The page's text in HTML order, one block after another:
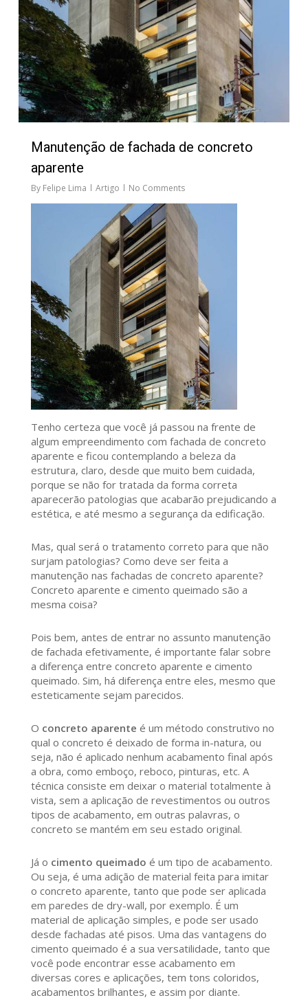
Manutenção de fachada de concreto
aparente
By Felipe Lima Artigo No Comments
Tenho certeza que você já passou na frente de
algum empreendimento com fachada de concreto
aparente e ficou contemplando a beleza da
estrutura, claro, desde que muito bem cuidada,
porque se não for tratada da forma correta
aparecerão patologias que acabarão prejudicando a
estética, e até mesmo a segurança da edificação.
Mas, qual será o tratamento correto para que não
surjam patologias? Como deve ser feita a
manutenção nas fachadas de concreto aparente?
Concreto aparente e cimento queimado são a
mesma coisa?
Pois bem, antes de entrar no assunto manutenção
de fachada efetivamente, é importante falar sobre
a diferença entre concreto aparente e cimento
queimado. Sim, há diferença entre eles, mesmo que
esteticamente sejam parecidos.
O concreto aparente é um método construtivo no
qual o concreto é deixado de forma in-natura, ou
seja, não é aplicado nenhum acabamento final após
a obra, como emboço, reboco, pinturas, etc. A
técnica consiste em deixar o material totalmente à
vista, sem a aplicação de revestimentos ou outros
tipos de acabamento, em outras palavras, o
concreto se mantém em seu estado original.
Já o cimento queimado é um tipo de acabamento.
Ou seja, é uma adição de material feita para imitar
o concreto aparente, tanto que pode ser aplicada
em paredes de dry-wall, por exemplo. É um
material de aplicação simples, e pode ser usado
desde fachadas até pisos. Uma das vantagens do
cimento queimado é a sua versatilidade, tanto que
você pode encontrar esse acabamento em
diversas cores e aplicações, tem tons coloridos,
acabamentos brilhantes, e assim por diante.